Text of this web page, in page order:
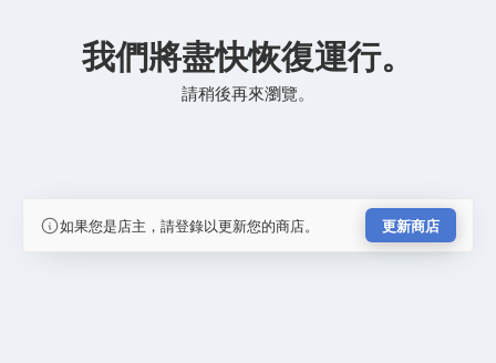
我們將盡快恢復運行。
請稍後再來瀏覽。
如果您是店主，請登錄以更新您的商店。 更新商店